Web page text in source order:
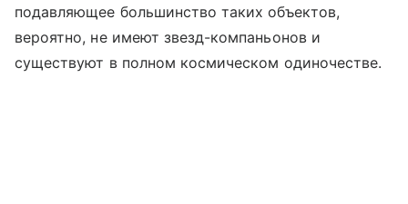
подавляющее большинство таких объектов,
вероятно, не имеют звезд-компаньонов и
существуют в полном космическом одиночестве.